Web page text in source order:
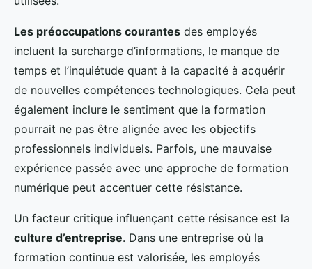
Les préoccupations courantes des employés
incluent la surcharge d’informations, le manque de
temps et l’inquiétude quant à la capacité à acquérir
de nouvelles compétences technologiques. Cela peut
également inclure le sentiment que la formation
pourrait ne pas être alignée avec les objectifs
professionnels individuels. Parfois, une mauvaise
expérience passée avec une approche de formation
numérique peut accentuer cette résistance.
Un facteur critique influençant cette résisance est la
culture d’entreprise. Dans une entreprise où la
formation continue est valorisée, les employés